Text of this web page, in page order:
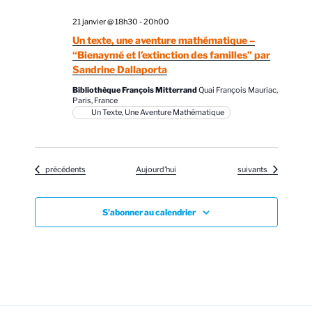
Un texte, une aventure mathématique –
“Bienaymé et l’extinction des familles” par
Sandrine Dallaporta
21 janvier @ 18h30 -20h00
Bibliothèque François MitterrandQuai François Mauriac,
Paris, France
Un Texte, Une Aventure Mathématique
Évènements
précédents Aujourd’hui Évènements
suivants
S’abonner au calendrier